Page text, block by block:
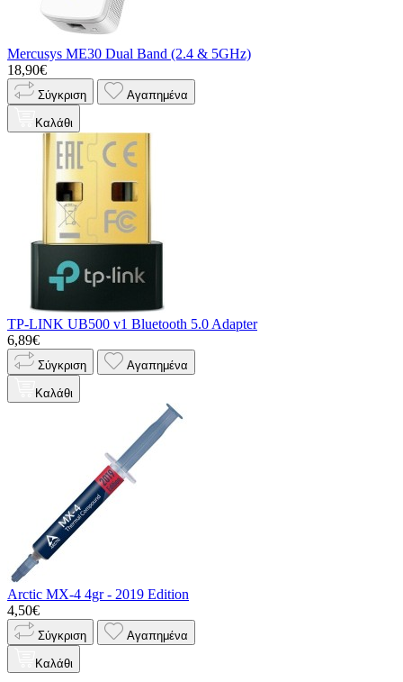
Mercusys ME30 Dual Band (2.4 & 5GHz)
18,90€
Σύγκριση Αγαπημένα
Καλάθι
TP-LINK UB500 v1 Bluetooth 5.0 Adapter
6,89€
Σύγκριση Αγαπημένα
Καλάθι
Arctic MX-4 4gr - 2019 Edition
4,50€
Σύγκριση Αγαπημένα
Καλάθι